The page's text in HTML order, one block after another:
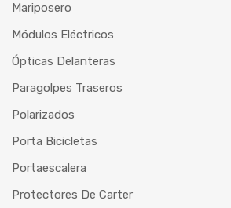
Mariposero
Módulos Eléctricos
Ópticas Delanteras
Paragolpes Traseros
Polarizados
Porta Bicicletas
Portaescalera
Protectores De Carter